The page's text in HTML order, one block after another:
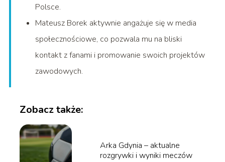
Polsce.
Mateusz Borek aktywnie angażuje się w media
społecznościowe, co pozwala mu na bliski
kontakt z fanami i promowanie swoich projektów
zawodowych.
Zobacz także:
Arka Gdynia – aktualne
rozgrywki i wyniki meczów